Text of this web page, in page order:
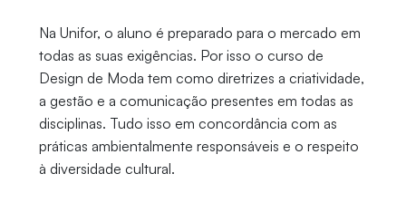
Na Unifor, o aluno é preparado para o mercado em
todas as suas exigências. Por isso o curso de
Design de Moda tem como diretrizes a criatividade,
a gestão e a comunicação presentes em todas as
disciplinas. Tudo isso em concordância com as
práticas ambientalmente responsáveis e o respeito
à diversidade cultural.